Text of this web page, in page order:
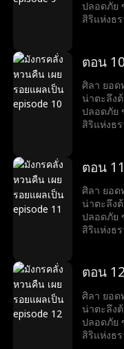
ปลอดภัย
สิริแห่งธ
อุปสรรคไ
ตอน 10
ศิลา ยอด
น่าตะลึงต้
ปลอดภัย
สิริแห่งธ
อุปสรรคไ
ตอน 11
ศิลา ยอด
น่าตะลึงต้
ปลอดภัย
สิริแห่งธ
อุปสรรคไ
ตอน 12
ศิลา ยอด
น่าตะลึงต้
ปลอดภัย
สิริแห่งธ